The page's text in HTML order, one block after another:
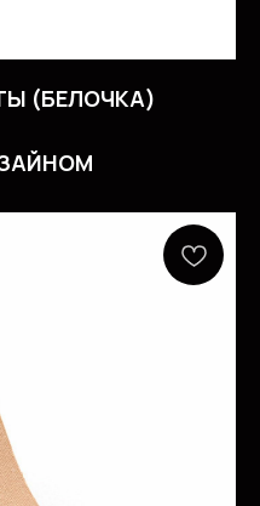
(БЕЛОЧКА)